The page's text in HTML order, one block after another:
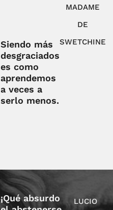
Siendo más
desgraciados
es como
aprendemos
a veces a
serlo menos.
MADAME
DE
SWETCHINE
¡Qué absurdo
LUCIO